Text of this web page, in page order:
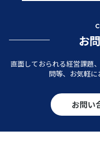
お
直面しておられる経営課題
問等、お気軽に
お問い